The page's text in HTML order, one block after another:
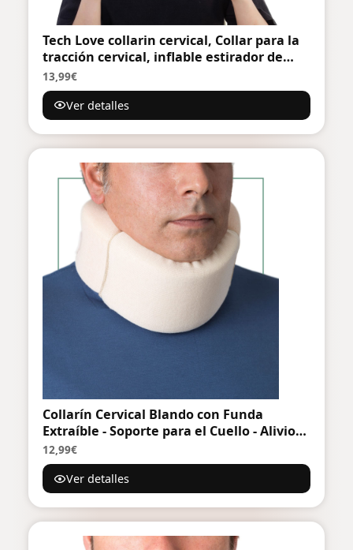
Tech Love collarin cervical, Collar para la
tracción cervical, inflable estirador de
cuello cervical, para aliviar la presión de
la columna cervical, ofrece soporte para
el cuello
13,99€
Ver detalles
Collarín Cervical Blando con Funda
Extraíble - Soporte para el Cuello - Alivio
del Dolor y la Presión en la Columna
Vertebral, Talla Única – Beige
12,99€
Ver detalles